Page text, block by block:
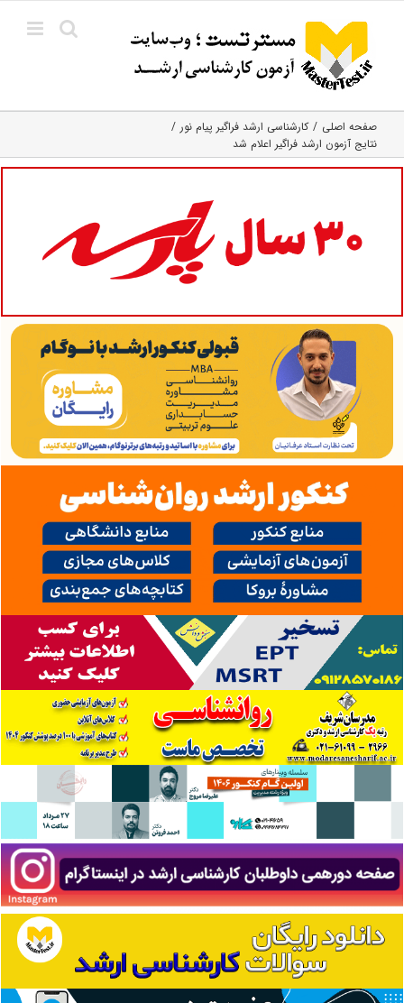
content
صفحه اصلی
کارشناسی ارشد فراگیر پیام نور
نتایج آزمون ارشد فراگیر اعلام شد